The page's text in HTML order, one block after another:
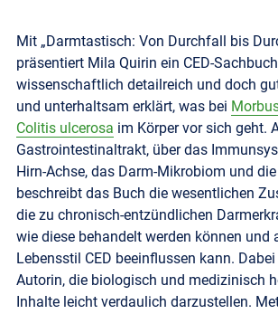
Mit „Darmtastisch: Von Durchfall bis
präsentiert Mila Quirin ein CED-
wissenschaftlich detailreich und doch
und unterhaltsam erklärt, was bei
Colitis ulcerosa im Körper vor sich geht.
Gastrointestinaltrakt, über das
Hirn-Achse, das Darm-Mikrobiom und die
beschreibt das Buch die wesentlichen
die zu chronisch-entzündlichen
wie diese behandelt werden können und
Lebensstil CED beeinflussen kann.
Autorin, die biologisch und medizinisch
Inhalte leicht verdaulich darzustellen.